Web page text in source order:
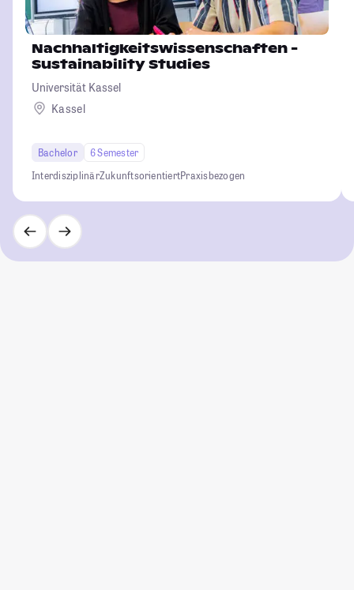
Nachhaltigkeitswissenschaften -
Sustainability Studies
Universität Kassel
Kassel
Bachelor
6 Semester
InterdisziplinärZukunftsorientiertPraxisbezogen